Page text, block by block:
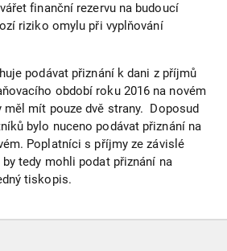
finanční rezervu na budoucí
riziko omylu při vyplňování
podávat přiznání k dani z příjmů
období roku 2016 na novém
mít pouze dvě strany. Doposud
bylo nuceno podávat přiznání na
Poplatníci s příjmy ze závislé
tedy mohli podat přiznání na
tiskopis.